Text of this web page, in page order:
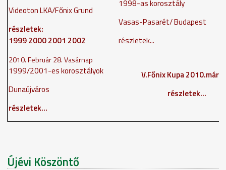
Videoton LKA/Főnix Grund
részletek:
199920002001 2002
1998-as korosztály
Vasas-Pasarét/ Budapest
részletek...
2010. Február 28. Vasárnap
1999/2001-es korosztályok
Dunaújváros
részletek...
V.Főnix Kupa
részletek...
Újévi Köszöntő